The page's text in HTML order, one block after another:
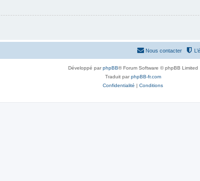
Nous contacter
Développé parphpBB® Forum Software © phpBB Limited
Traduit parphpBB-fr.com
Confidentialité | Conditions